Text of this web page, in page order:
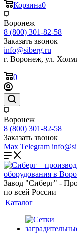
Корзина0
Воронеж
8 (800) 301-82-58
Заказать звонок
info@siberg.ru
г. Воронеж, ул.
0
Воронеж
8 (800) 301-82-58
Заказать звонок
Max Telegram
Завод "Сиберг" -
по всей России
Каталог